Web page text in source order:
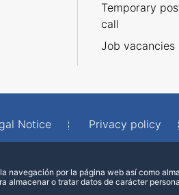
Temporary
call
Job vacancies
Notice Privacy policy
navegación por la página web así como
almacenar o tratar datos de carácter